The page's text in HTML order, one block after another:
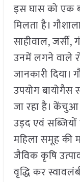
इस घास को एक
मिलता है।
साहीवाल,
उनमें लगने वाले
जानकारी दिया।
उपयोग
जा रहा है। केंचुआ
उड़द एवं
महिला समूह की
जैविक कृषि
वृद्धि कर